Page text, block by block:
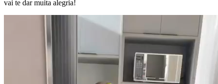
vai te dar muita alegria!